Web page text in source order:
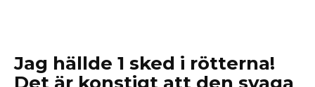
Jag hällde 1 sked i rötterna!